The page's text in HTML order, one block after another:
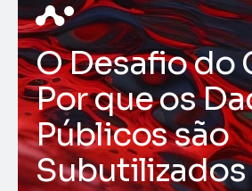
O Desafio do
Por que os
Públicos são
Subutilizados